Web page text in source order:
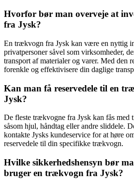
Hvorfor bør man overveje at
fra Jysk?
En trækvogn fra Jysk kan være en nyttig
privatpersoner såvel som virksomheder,
transport af materialer og varer. Med den
forenkle og effektivisere din daglige
Kan man få reservedele til en
Jysk?
De fleste trækvogne fra Jysk kan fås med
såsom hjul, håndtag eller andre sliddele.
kontakte Jysks kundeservice for at høre
reservedele til din specifikke trækvogn.
Hvilke sikkerhedshensyn bør
bruger en trækvogn fra Jysk?